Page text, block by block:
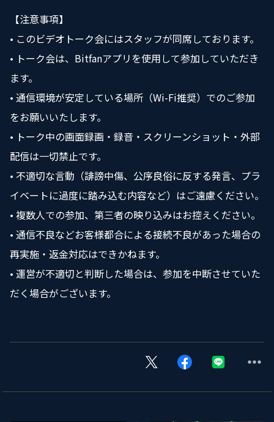
【注意事項】
• このビデオトーク会にはスタッフが同席しております。
• トーク会は、Bitfanアプリを使用して参加していただき
ます。
• 通信環境が安定している場所（Wi-Fi推奨）でのご参加
をお願いいたします。
• トーク中の画面録画・録音・スクリーンショット・外部
配信は一切禁止です。
• 不適切な言動（誹謗中傷、公序良俗に反する発言、プラ
イベートに過度に踏み込む内容など）はご遠慮ください。
• 複数人での参加、第三者の映り込みはお控えください。
• 通信不良などお客様都合による接続不良があった場合の
再実施・返金対応はできかねます。
• 運営が不適切と判断した場合は、参加を中断させていた
だく場合がございます。